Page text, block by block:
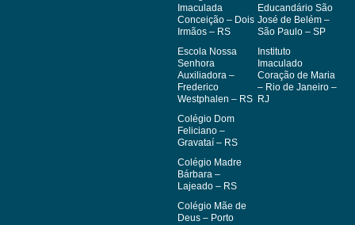
Imaculada
Conceição – Dois
Irmãos – RS
Escola Nossa
Senhora
Auxiliadora –
Frederico
Westphalen – RS
Colégio Dom
Feliciano –
Gravataí – RS
Colégio Madre
Bárbara –
Lajeado – RS
Colégio Mãe de
Deus – Porto
Educandário São
José de Belém –
São Paulo – SP
Instituto
Imaculado
Coração de Maria
– Rio de Janeiro –
RJ